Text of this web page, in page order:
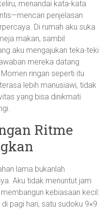
menandai kata-kata
penjelasan
Di rumah aku suka
makan, sambil
aku mengajukan teka-teki
mereka datang
ringan seperti itu
lebih manusiawi, tidak
yang bisa dinikmati
Ritme
lama bukanlah
Aku tidak menuntut jam
kebiasaan kecil:
pagi hari, satu sudoku 9×9